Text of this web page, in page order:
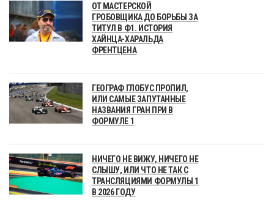
ОТ МАСТЕРСКОЙ
ГРОБОВЩИКА ДО БОРЬБЫ ЗА
ТИТУЛ В Ф1. ИСТОРИЯ
ХАЙНЦА-ХАРАЛЬДА
ФРЕНТЦЕНА
ГЕОГРАФ ГЛОБУС ПРОПИЛ,
ИЛИ САМЫЕ ЗАПУТАННЫЕ
НАЗВАНИЯ ГРАН ПРИ В
ФОРМУЛЕ 1
НИЧЕГО НЕ ВИЖУ, НИЧЕГО НЕ
СЛЫШУ, ИЛИ ЧТО НЕ ТАК С
ТРАНСЛЯЦИЯМИ ФОРМУЛЫ 1
В 2026 ГОДУ